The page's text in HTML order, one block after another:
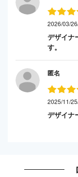
2026/03/
デザイナ
す。
匿名
2025/11/
デザイナ